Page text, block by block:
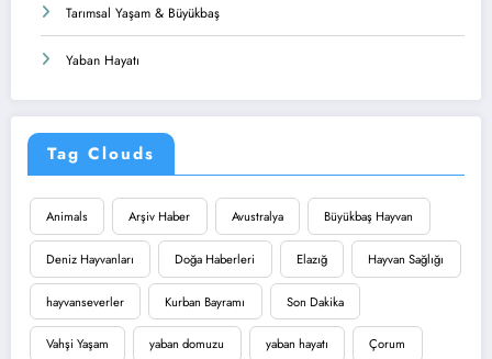
Tarımsal Yaşam & Büyükbaş
Yaban Hayatı
Tag Clouds
Animals Arşiv Haber Avustralya Büyükbaş Hayvan
Deniz Hayvanları Doğa Haberleri Elazığ Hayvan Sağlığı
hayvanseverler Kurban Bayramı Son Dakika
Vahşi Yaşam yaban domuzu yaban hayatı Çorum